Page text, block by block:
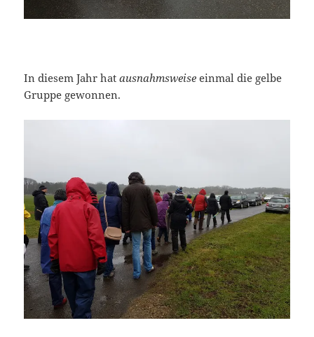
In diesem Jahr hatausnahmsweise einmal die gelbe
Gruppe gewonnen.